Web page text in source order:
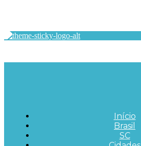
Início
Brasil
SC